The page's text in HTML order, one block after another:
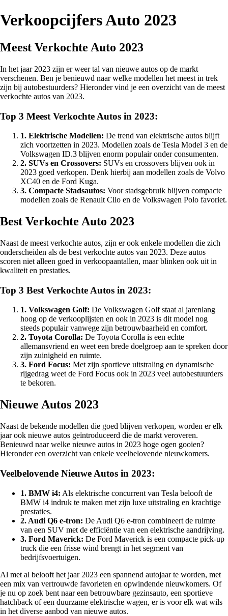
Verkoopcijfers Auto 2023
Meest Verkochte Auto 2023
In het jaar 2023 zijn er weer tal van nieuwe autos op de markt
verschenen. Ben je benieuwd naar welke modellen het meest in trek
zijn bij autobestuurders? Hieronder vind je een overzicht van de meest
verkochte autos van 2023.
Top 3 Meest Verkochte Autos in 2023:
1. Elektrische Modellen: De trend van elektrische autos blijft
zich voortzetten in 2023. Modellen zoals de Tesla Model 3 en de
Volkswagen ID.3 blijven enorm populair onder consumenten.
2. SUVs en Crossovers: SUVs en crossovers blijven ook in
2023 goed verkopen. Denk hierbij aan modellen zoals de Volvo
XC40 en de Ford Kuga.
3. Compacte Stadsautos: Voor stadsgebruik blijven compacte
modellen zoals de Renault Clio en de Volkswagen Polo favoriet.
Best Verkochte Auto 2023
Naast de meest verkochte autos, zijn er ook enkele modellen die zich
onderscheiden als de best verkochte autos van 2023. Deze autos
scoren niet alleen goed in verkoopaantallen, maar blinken ook uit in
kwaliteit en prestaties.
Top 3 Best Verkochte Autos in 2023:
1. Volkswagen Golf: De Volkswagen Golf staat al jarenlang
hoog op de verkooplijsten en ook in 2023 is dit model nog
steeds populair vanwege zijn betrouwbaarheid en comfort.
2. Toyota Corolla: De Toyota Corolla is een echte
allemansvriend en weet een brede doelgroep aan te spreken door
zijn zuinigheid en ruimte.
3. Ford Focus: Met zijn sportieve uitstraling en dynamische
rijgedrag weet de Ford Focus ook in 2023 veel autobestuurders
te bekoren.
Nieuwe Autos 2023
Naast de bekende modellen die goed blijven verkopen, worden er elk
jaar ook nieuwe autos geïntroduceerd die de markt veroveren.
Benieuwd naar welke nieuwe autos in 2023 hoge ogen gooien?
Hieronder een overzicht van enkele veelbelovende nieuwkomers.
Veelbelovende Nieuwe Autos in 2023:
1. BMW i4: Als elektrische concurrent van Tesla belooft de
BMW i4 indruk te maken met zijn luxe uitstraling en krachtige
prestaties.
2. Audi Q6 e-tron: De Audi Q6 e-tron combineert de ruimte
van een SUV met de efficiëntie van een elektrische aandrijving.
3. Ford Maverick: De Ford Maverick is een compacte pick-up
truck die een frisse wind brengt in het segment van
bedrijfsvoertuigen.
Al met al belooft het jaar 2023 een spannend autojaar te worden, met
een mix van vertrouwde favorieten en opwindende nieuwkomers. Of
je nu op zoek bent naar een betrouwbare gezinsauto, een sportieve
hatchback of een duurzame elektrische wagen, er is voor elk wat wils
in het diverse aanbod van nieuwe autos.